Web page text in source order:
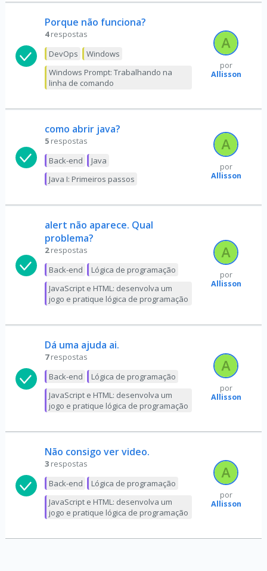
Porque não funciona?
4 respostas
DevOps
Windows
Windows Prompt: Trabalhando na
linha de comando
por
Allisson
como abrir java?
5 respostas
Back-end
Java
Java I: Primeiros passos
por
Allisson
alert não aparece. Qual
problema?
2 respostas
Back-end
Lógica de programação
JavaScript e HTML: desenvolva um
jogo e pratique lógica de programação
por
Allisson
Dá uma ajuda ai.
7 respostas
Back-end
Lógica de programação
JavaScript e HTML: desenvolva um
jogo e pratique lógica de programação
por
Allisson
Não consigo ver video.
3 respostas
Back-end
Lógica de programação
JavaScript e HTML: desenvolva um
jogo e pratique lógica de programação
por
Allisson